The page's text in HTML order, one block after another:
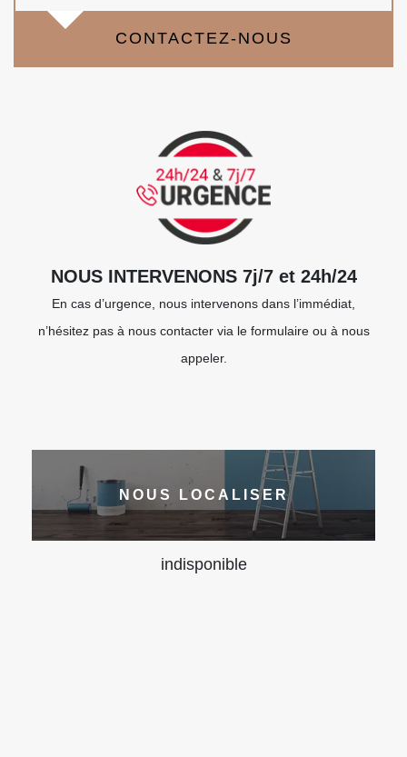
CONTACTEZ-NOUS
NOUS INTERVENONS 7j/7 et 24h/24
En cas d’urgence, nous intervenons dans l’immédiat,
n’hésitez pas à nous contacter via le formulaire ou à nous
appeler.
NOUS LOCALISER
indisponible